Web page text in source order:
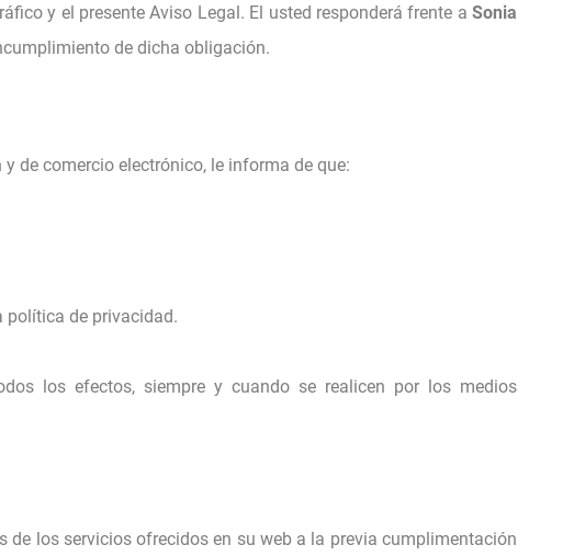
y el presente Aviso Legal. El usted responderá frente a Sonia
de dicha obligación.
de comercio electrónico, le informa de que:
política de privacidad.
los efectos, siempre y cuando se realicen por los medios
los servicios ofrecidos en su web a la previa cumplimentación